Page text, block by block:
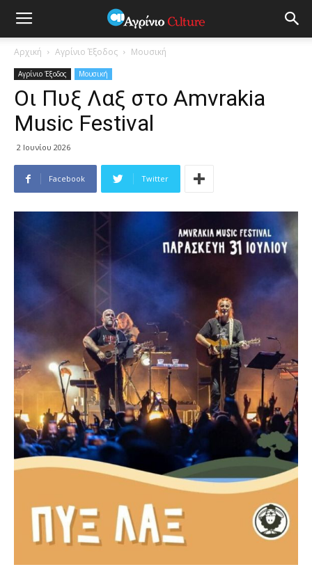
Αρχική Αγρίνιο Έξοδος Μουσική
Αγρίνιο Έξοδος Μουσική
Oι Πυξ Λαξ στο Amvrakia
Music Festival
2 Ιουνίου 2026
Facebook Twitter